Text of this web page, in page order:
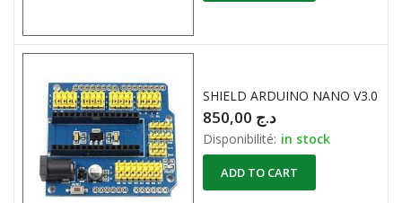
SHIELD ARDUINO NANO V3.0
د.ج
Disponibilité: in stock
ADD TO CART